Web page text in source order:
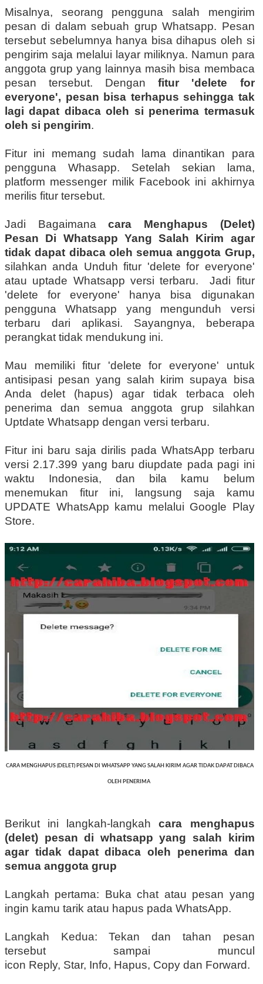
Misalnya, seorang pengguna salah mengirim
pesan di dalam sebuah grup Whatsapp. Pesan
tersebut sebelumnya hanya bisa dihapus oleh si
pengirim saja melalui layar miliknya. Namun para
anggota grup yang lainnya masih bisa membaca
pesan tersebut. Denganfitur 'delete for
everyone', pesan bisa terhapus sehingga tak
lagi dapat dibaca oleh si penerima termasuk
oleh si pengirim.
Fitur ini memang sudah lama dinantikan para
pengguna Whasapp. Setelah sekian lama,
platform messenger milik Facebook ini akhirnya
merilis fitur tersebut.
Jadi Bagaimanacara Menghapus (Delet)
Pesan Di Whatsapp Yang Salah Kirim agar
tidak dapat dibaca oleh semua anggota Grup,
silahkan anda Unduh fitur 'delete for everyone'
atau uptade Whatsapp versi terbaru. Jadi fitur
'delete for everyone' hanya bisa digunakan
pengguna Whatsapp yang mengunduh versi
terbaru dari aplikasi. Sayangnya, beberapa
perangkat tidak mendukung ini.
Mau memiliki fitur 'delete for everyone' untuk
antisipasi pesan yang salah kirim supaya bisa
Anda delet (hapus) agar tidak terbaca oleh
penerima dan semua anggota grup silahkan
Uptdate Whatsapp dengan versi terbaru.
Fitur ini baru saja dirilis pada WhatsApp terbaru
versi 2.17.399 yang baru diupdate pada pagi ini
waktu Indonesia, dan bila kamu belum
menemukan fitur ini, langsung saja kamu
UPDATE WhatsApp kamu melalui Google Play
Store.
CARA MENGHAPUS (DELET) PESAN DI WHATSAPP YANG SALAH KIRIM AGAR TIDAK DAPAT DIBACA
OLEH PENERIMA
Berikut ini langkah-langkah cara menghapus
(delet) pesan di whatsapp yang salah kirim
agar tidak dapat dibaca oleh penerima dan
semua anggota grup
Langkah pertama: Buka chat atau pesan yang
ingin kamu tarik atau hapus pada WhatsApp.
Langkah Kedua: Tekan dan tahan pesan
tersebut sampai muncul
icon Reply, Star, Info, Hapus, Copy dan Forward.